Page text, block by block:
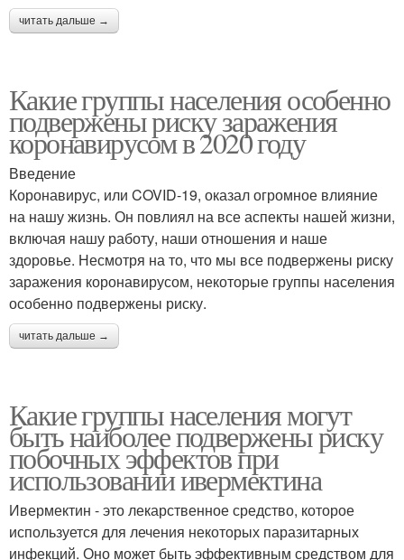
читать дальше →
Какие группы населения особенно
подвержены риску заражения
коронавирусом в 2020 году
Введение
Коронавирус, или COVID-19, оказал огромное влияние
на нашу жизнь. Он повлиял на все аспекты нашей жизни,
включая нашу работу, наши отношения и наше
здоровье. Несмотря на то, что мы все подвержены риску
заражения коронавирусом, некоторые группы населения
особенно подвержены риску.
читать дальше →
Какие группы населения могут
быть наиболее подвержены риску
побочных эффектов при
использовании ивермектина
Ивермектин - это лекарственное средство, которое
используется для лечения некоторых паразитарных
инфекций. Оно может быть эффективным средством для